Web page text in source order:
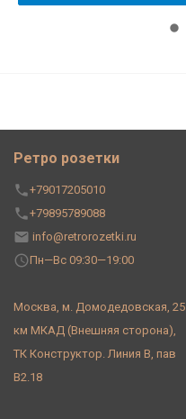
Ретро розетки
+79017205010
+79895789088
info@retrorozetki.ru
Пн—Вс 09:30—19:00
Москва, м. Домодедовская, 25
км МКАД (Внешняя сторона),
ТК Конструктор. Линия В, пав
В2.18